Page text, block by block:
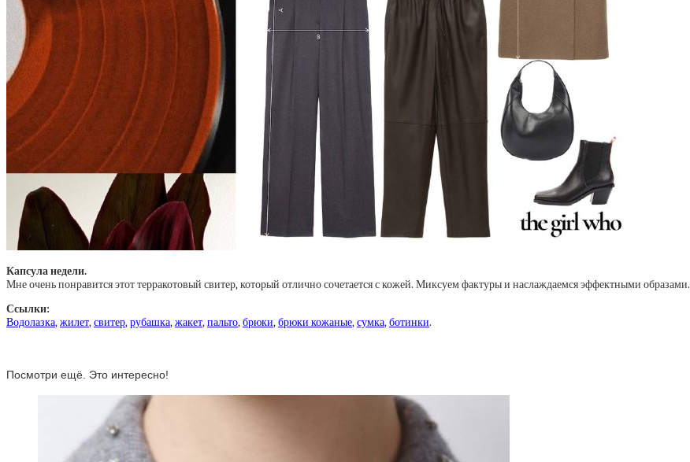
Капсула недели.
Мне очень понравится этот терракотовый свитер, который отлично сочетается с кожей. Миксуем фактуры и наслаждаемся эффектными образами.
Ссылки:
Водолазка,жилет,свитер,рубашка,жакет,пальто,брюки,брюки кожаные,сумка,ботинки.
Посмотри ещё. Это интересно!